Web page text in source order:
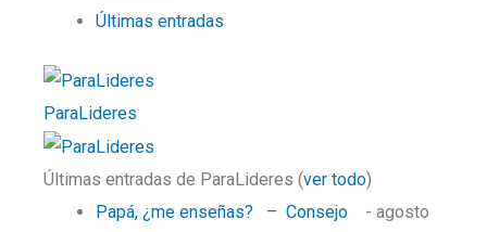
Últimas entradas
ParaLideres
Últimas entradas de ParaLideres (ver todo)
Papá, ¿me enseñas? – Consejo
- agosto